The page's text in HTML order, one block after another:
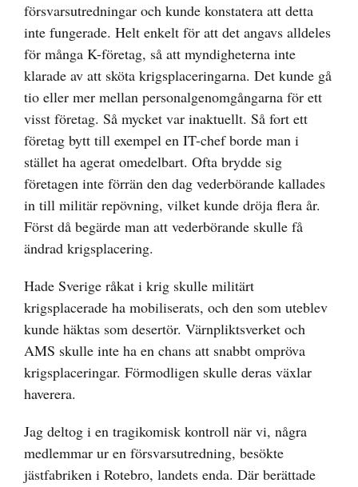
försvarsutredningar och kunde konstatera att detta
inte fungerade. Helt enkelt för att det angavs alldeles
för många K-företag, så att myndigheterna inte
klarade av att sköta krigsplaceringarna. Det kunde gå
tio eller mer mellan personalgenomgångarna för ett
visst företag. Så mycket var inaktuellt. Så fort ett
företag bytt till exempel en IT-chef borde man i
stället ha agerat omedelbart. Ofta brydde sig
företagen inte förrän den dag vederbörande kallades
in till militär repövning, vilket kunde dröja flera år.
Först då begärde man att vederbörande skulle få
ändrad krigsplacering.
Hade Sverige råkat i krig skulle militärt
krigsplacerade ha mobiliserats, och den som uteblev
kunde häktas som desertör. Värnpliktsverket och
AMS skulle inte ha en chans att snabbt ompröva
krigsplaceringar. Förmodligen skulle deras växlar
haverera.
Jag deltog i en tragikomisk kontroll när vi, några
medlemmar ur en försvarsutredning, besökte
jästfabriken i Rotebro, landets enda. Där berättade